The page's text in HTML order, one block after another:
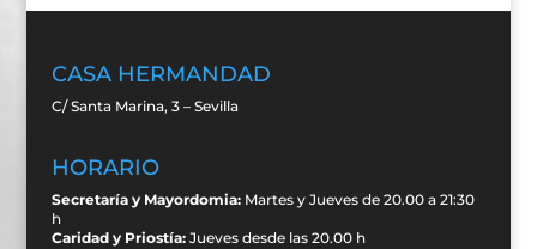
CASA HERMANDAD
C/ Santa Marina, 3 – Sevilla
HORARIO
Secretaría y Mayordomia:Martes y Jueves de 20.00 a 21:30
h
Caridad y Priostía:Jueves desde las 20.00 h